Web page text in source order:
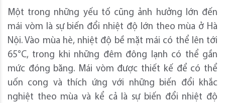
Một trong những yếu tố cũng ảnh hưởng lớn đến
mái vòm là sự biến đổi nhiệt độ lớn theo mùa ở Hà
Nội. Vào mùa hè, nhiệt độ bề mặt mái có thể lên tới
65°C, trong khi những đêm đông lạnh có thể gần
mức đóng băng. Mái vòm được thiết kế để có thể
uốn cong và thích ứng với những biến đổi khắc
nghiệt theo mùa và kể cả là sự biến đổi nhiệt độ